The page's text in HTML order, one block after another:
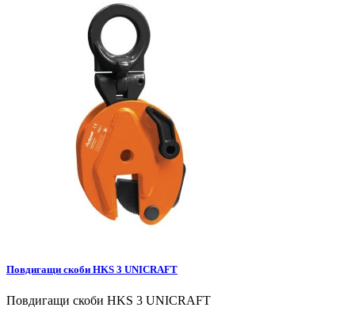
Повдигащи скоби HKS 3 UNICRAFT
Повдигащи скоби HKS 3 UNICRAFT